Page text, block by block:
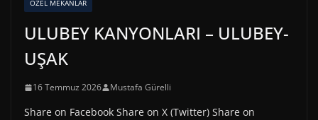
ÖZEL MEKANLAR
ULUBEY KANYONLARI – ULUBEY-
UŞAK
16 Temmuz 2026 Mustafa Gürelli
Share on Facebook Share on X (Twitter) Share on